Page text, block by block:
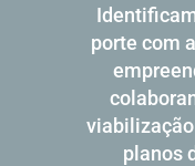
porte com
planos